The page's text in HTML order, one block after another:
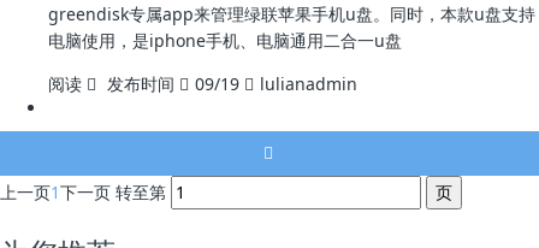
greendisk专属app来管理绿联苹果手机u盘。同时，本款u盘支持
电脑使用，是iphone手机、电脑通用二合一u盘
阅读
发布时间 09/19 lulianadmin
上一页1下一页 转至第